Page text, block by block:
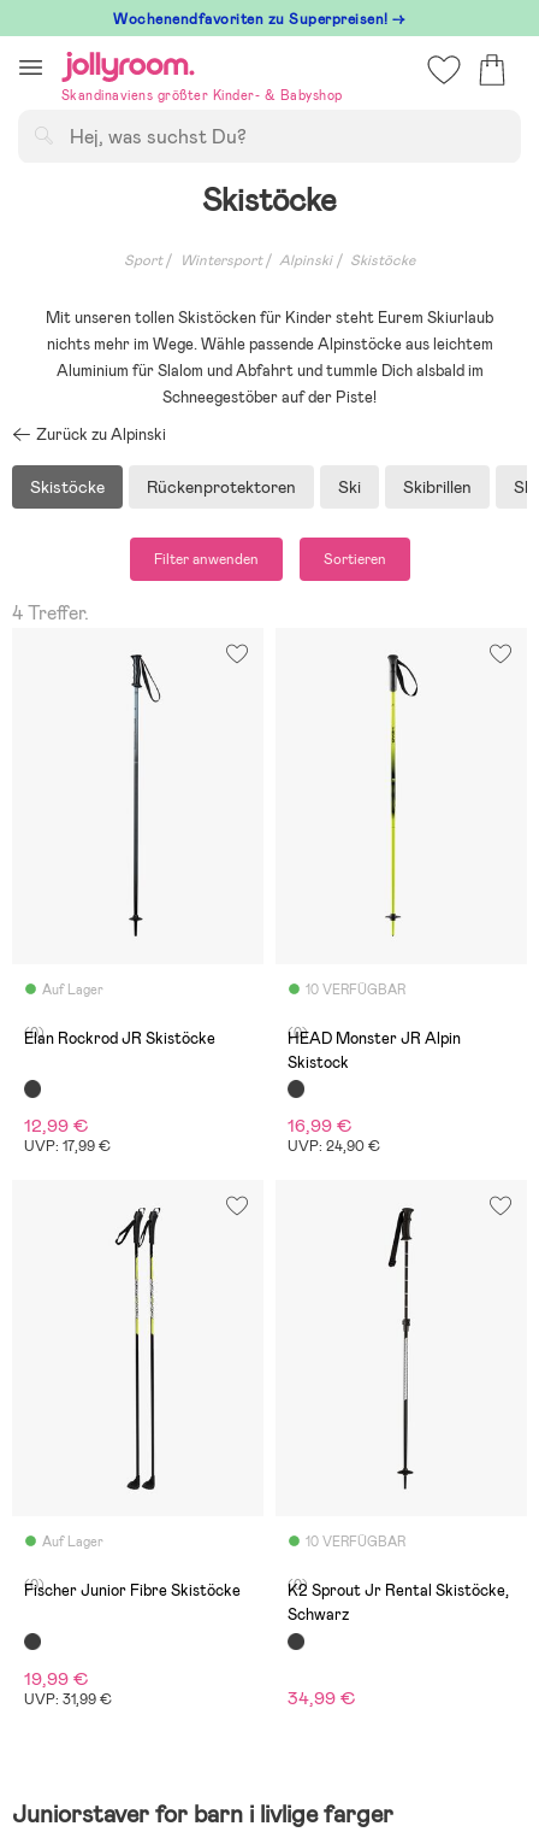
till
innehållet
Wochenendfavoriten zu Superpreisen! →
Skandinaviens größter Kinder- & Babyshop
Skistöcke
Sport Wintersport Alpinski Skistöcke
Mit unseren tollen Skistöcken für Kinder steht Eurem Skiurlaub
nichts mehr im Wege. Wähle passende Alpinstöcke aus leichtem
Aluminium für Slalom und Abfahrt und tummle Dich alsbald im
Schneegestöber auf der Piste!
Zurück zu Alpinski
Skistöcke Rückenprotektoren Ski Skibrillen
Filter anwenden Sortieren
4 Treffer.
Auf Lager
(0)
Elan Rockrod JR Skistöcke
12,99 €
UVP: 17,99 €
10 VERFÜGBAR
(0)
HEAD Monster JR Alpin
Skistock
16,99 €
UVP: 24,90 €
Auf Lager
(0)
Fischer Junior Fibre Skistöcke
19,99 €
UVP: 31,99 €
10 VERFÜGBAR
(0)
K2 Sprout Jr Rental Skistöcke,
Schwarz
34,99 €
Juniorstaver for barn i livlige farger